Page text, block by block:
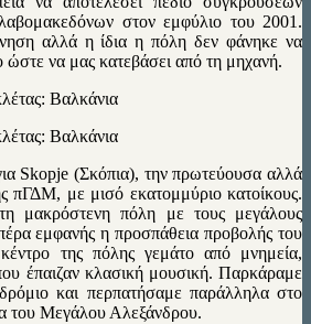
στον εμφύλιο του 2001.
αλλά η ίδια η πόλη δεν φάνηκε να
ώστε να μας κατεβάσει από τη μηχανή.
Skopje (Σκόπια), την πρωτεύουσα αλλά
πΓΔΜ, με μισό εκατομμύριο κατοίκους.
μακρόστενη πόλη με τους μεγάλους
εμφανής η προσπάθεια προβολής του
της πόλης γεμάτο από μνημεία,
έπαιζαν κλασική μουσική. Παρκάραμε
και περπατήσαμε παράλληλα στο
του Μεγάλου Αλεξάνδρου.